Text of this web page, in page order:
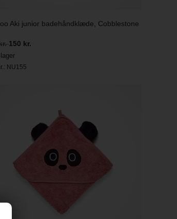
Aki junior badehåndklæde, Cobblestone
150 kr.
NU155